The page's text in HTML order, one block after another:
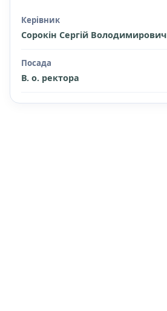
Керівник
Сорокін Сергій Володимирович
Посада
В. о. ректора